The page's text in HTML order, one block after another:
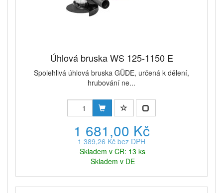
Úhlová bruska WS 125-1150 E
Spolehlivá úhlová bruska GÜDE, určená k dělení,
hrubování ne...
1 681,00 Kč
1 389,26 Kč bez DPH
Skladem v ČR: 13 ks
Skladem v DE